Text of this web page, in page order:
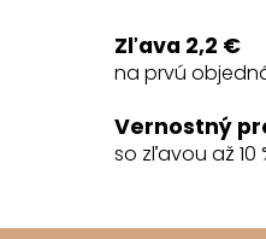
Zľava 2,2 €
na prvú
Vernostný
so zľavou až 10